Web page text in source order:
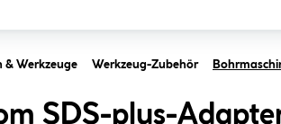
& Werkzeuge Werkzeug-Zubehör
SDS-plus-